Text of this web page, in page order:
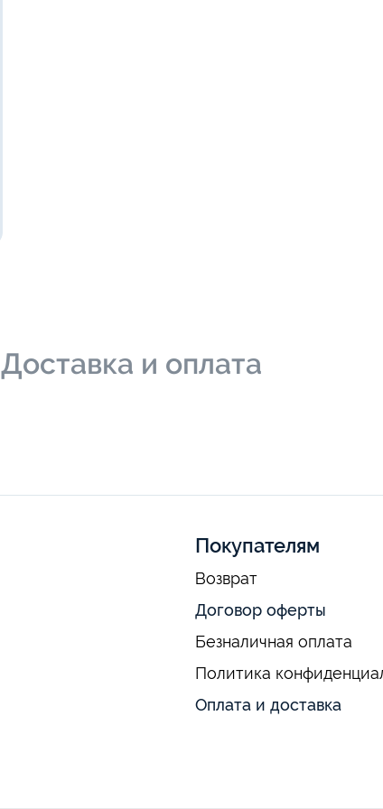
Доставка и оплата
Покупателям
Возврат
Договор оферты
Безналичная оплата
Политика
Оплата и доставка